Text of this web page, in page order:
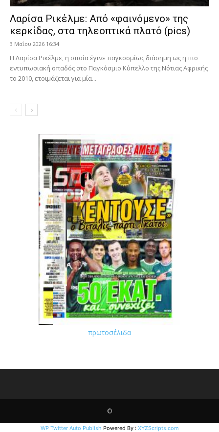
Λαρίσα Ρικέλμε: Από «φαινόμενο» της
κερκίδας, στα τηλεοπτικά πλατό (pics)
3 Μαΐου 2026 16:34
Η Λαρίσα Ρικέλμε, η οποία έγινε παγκοσμίως διάσημη ως η πιο
εντυπωσιακή οπαδός στο Παγκόσμιο Κύπελλο της Νότιας Αφρικής
το 2010, ετοιμάζεται για μία...
πρωτοσέλιδα
©
WP Twitter Auto Publish Powered By : XYZScripts.com